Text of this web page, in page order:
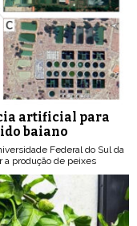
artificial para
baiano
Federal do Sul da
a produção de peixes